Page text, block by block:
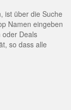
ist über die Suche
Namen eingeben
oder Deals
so dass alle